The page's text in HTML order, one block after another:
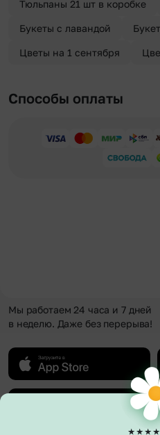
Тюльпаны 21 шт в коробке
Букеты с лавандой
Цветы на 1 сентября
Способы оплаты
Мы работаем 24 часа и 7 дней
в неделю. Даже без перерыва!